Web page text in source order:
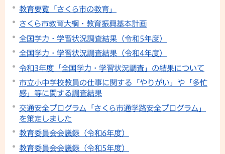
教育要覧「さくら市の教育」
さくら市教育大綱・教育振興基本計画
全国学力・学習状況調査結果（令和5年度）
全国学力・学習状況調査結果（令和4年度）
令和3年度「全国学力・学習状況調査」の結果について
市立小中学校教員の仕事に関する「やりがい」や「多忙
感」等に関する調査結果
交通安全プログラム「さくら市通学路安全プログラム」
を策定しました
教育委員会会議録（令和6年度）
教育委員会会議録（令和5年度）